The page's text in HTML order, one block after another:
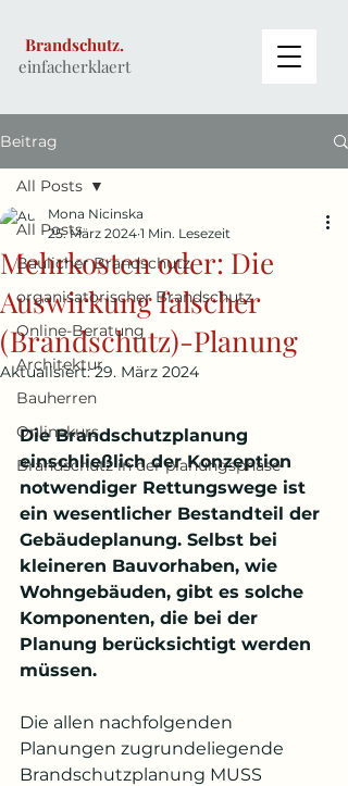
Brandschutz.
einfacherklaert
Beitrag
All Posts
Baulicher Brandschutz
organisatorischer Brandschutz
Online-Beratung
Architektur
Bauherren
Onlinekurs
Brandschutz in der planungsphase
All Posts
Mehrkosten oder: Die
Auswirkung falscher
(Brandschutz)-Planung
Mona Nicinska
25. März 2024 1 Min. Lesezeit
Aktualisiert:29. März 2024
Die Brandschutzplanung
einschließlich der Konzeption
notwendiger Rettungswege ist
ein wesentlicher Bestandteil der
Gebäudeplanung. Selbst bei
kleineren Bauvorhaben, wie
Wohngebäuden, gibt es solche
Komponenten, die bei der
Planung berücksichtigt werden
müssen.
Die allen nachfolgenden
Planungen zugrundeliegende
Brandschutzplanung MUSS